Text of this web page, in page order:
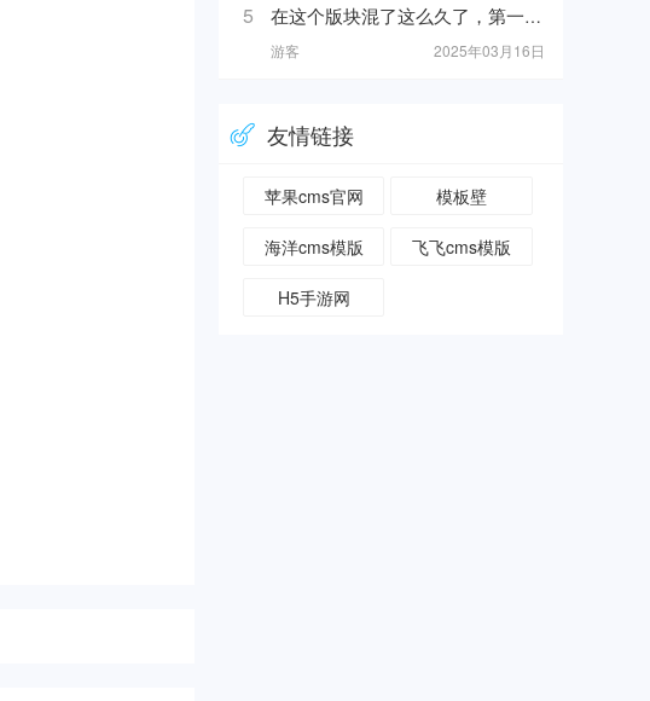
5 在这个版块混了这么久了，第一次看见这么给你的帖子！https://www.mslba.com/links/5716dc8b40da881ab332.html
游客 2025年03月16日
友情链接
苹果cms官网 模板壁
海洋cms模版 飞飞cms模版
H5手游网